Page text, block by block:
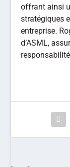
offrant ainsi
stratégiques
entreprise.
d’ASML,